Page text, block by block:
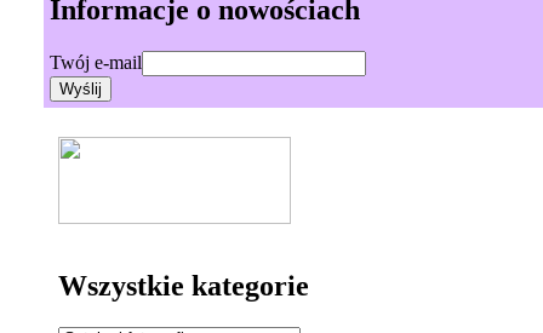
Informacje o nowościach
Twój e-mail
Wszystkie kategorie